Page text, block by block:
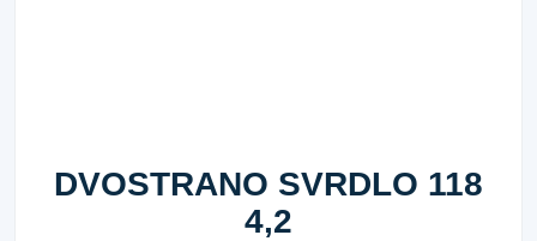
DVOSTRANO SVRDLO 118
4,2